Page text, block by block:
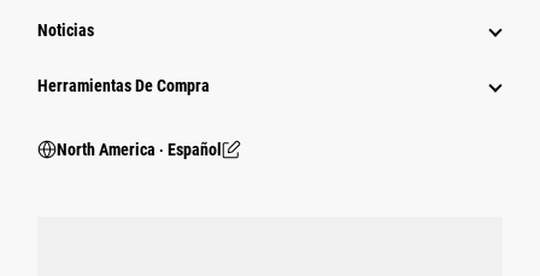
Noticias
Herramientas De Compra
North America ‧ Español